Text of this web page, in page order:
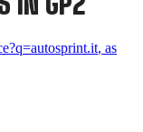
, as